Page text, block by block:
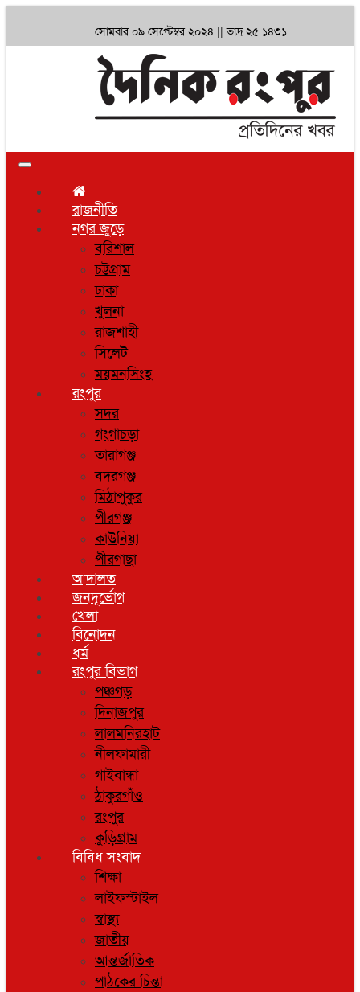
সোমবার ০৯ সেপ্টেম্বর ২০২৪ || ভাদ্র ২৫ ১৪৩১
Toggle
রাজনীতি
নগর জুড়ে
বরিশাল
চট্টগ্রাম
ঢাকা
খুলনা
রাজশাহী
সিলেট
ময়মনসিংহ
রংপুর
সদর
গংগাচড়া
তারাগঞ্জ
বদরগঞ্জ
মিঠাপুকুর
পীরগঞ্জ
কাউনিয়া
পীরগাছা
আদালত
জনদূর্ভোগ
খেলা
বিনোদন
ধর্ম
রংপুর বিভাগ
পঞ্চগড়
দিনাজপুর
লালমনিরহাট
নীলফামারী
গাইবান্ধা
ঠাকুরগাঁও
রংপুর
কুড়িগ্রাম
বিবিধ সংবাদ
শিক্ষা
লাইফস্টাইল
স্বাস্থ্য
জাতীয়
আন্তর্জাতিক
পাঠকের চিন্তা